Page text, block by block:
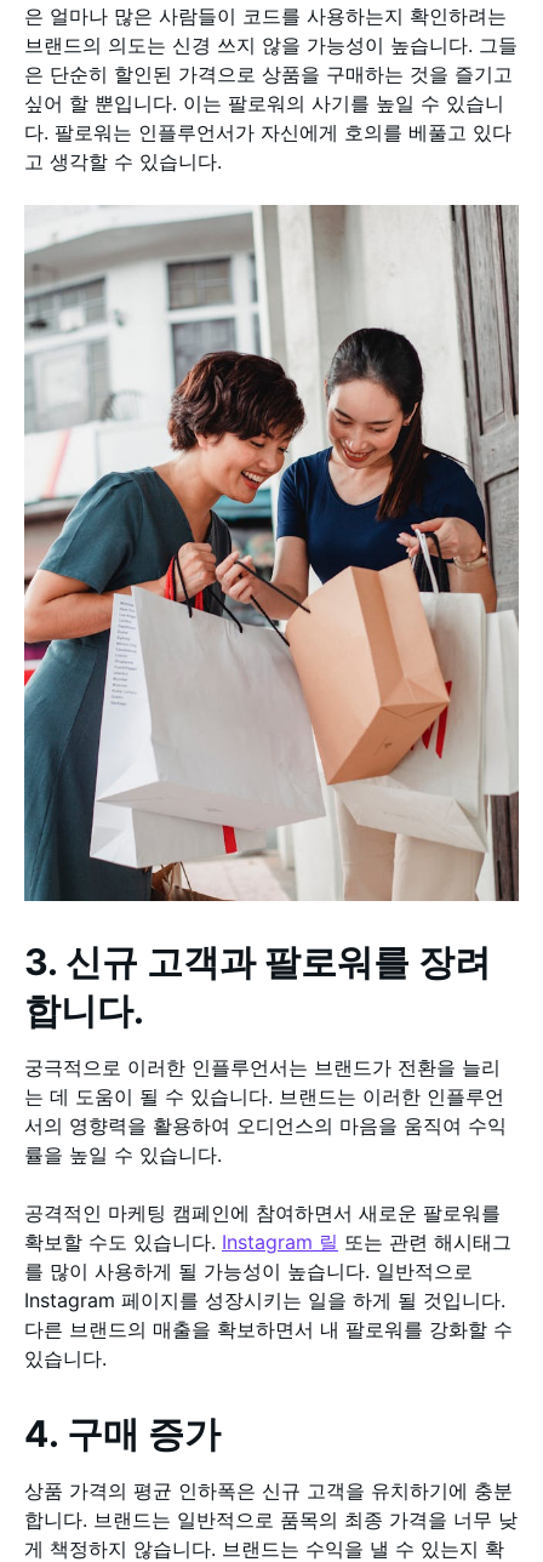
은 얼마나 많은 사람들이 코드를 사용하는지 확인하려는
브랜드의 의도는 신경 쓰지 않을 가능성이 높습니다. 그들
은 단순히 할인된 가격으로 상품을 구매하는 것을 즐기고
싶어 할 뿐입니다. 이는 팔로워의 사기를 높일 수 있습니
다. 팔로워는 인플루언서가 자신에게 호의를 베풀고 있다
고 생각할 수 있습니다.
3. 신규 고객과 팔로워를 장려
합니다.
궁극적으로 이러한 인플루언서는 브랜드가 전환을 늘리
는 데 도움이 될 수 있습니다. 브랜드는 이러한 인플루언
서의 영향력을 활용하여 오디언스의 마음을 움직여 수익
률을 높일 수 있습니다.
공격적인 마케팅 캠페인에 참여하면서 새로운 팔로워를
확보할 수도 있습니다. Instagram 릴 또는 관련 해시태그
를 많이 사용하게 될 가능성이 높습니다. 일반적으로
Instagram 페이지를 성장시키는 일을 하게 될 것입니다.
다른 브랜드의 매출을 확보하면서 내 팔로워를 강화할 수
있습니다.
4. 구매 증가
상품 가격의 평균 인하폭은 신규 고객을 유치하기에 충분
합니다. 브랜드는 일반적으로 품목의 최종 가격을 너무 낮
게 책정하지 않습니다. 브랜드는 수익을 낼 수 있는지 확